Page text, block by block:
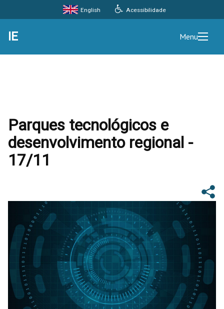
Acessibilidade
English
IE Menu
Parques tecnológicos e
desenvolvimento regional -
17/11